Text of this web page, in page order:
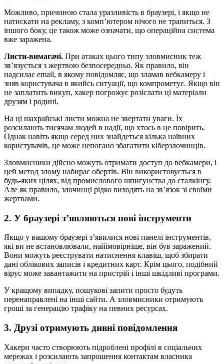
Можливо, причиною стала уразливість в браузері, і якщо не
натискати на рекламу, з комп’ютером нічого не трапиться. З
іншого боку, це також може означати, що операційна система
вже заражена.
Листи-вимагачі. При атаках цього типу зловмисник теж
зв’язується з жертвою безпосередньо. Як правило, він
надсилає email, в якому повідомляє, що зламав вебкамеру і
зняв користувача в якийсь ситуації, що компрометує. Якщо він
не заплатить викуп, хакер погрожує розіслати ці матеріали
друзям і родині.
На ці шахрайські листи можна не звертати уваги. Їх
розсилають тисячам людей в надії, що хтось в це повірить.
Однак навіть якщо серед них знайдеться кілька наївних
користувачів, це може непогано збагатити кіберзлочинців.
Зловмисники дійсно можуть отримати доступ до вебкамери, і
цей метод злому набирає обертів. Він використовується в
будь-яких цілях, від промислового шпигунства до сталкінгу.
Але як правило, злочинці рідко виходять на зв’язок зі своїми
жертвами.
2. У браузері з’являються нові інструменти
Якщо у вашому браузері з’явилися нові панелі інструментів,
які ви не встановлювали, найімовірніше, він був заражений.
Вони можуть реєструвати натиснення клавіш, щоб збирати
дані облікових записів і кредитних карт. Крім цього, подібний
вірус може завантажити на пристрій і інші шкідливі програми.
У кращому випадку, пошукові запити просто будуть
перенаправлені на інші сайти. А зловмисники отримують
гроші за генерацію трафіку на певних ресурсах.
3. Друзі отримують дивні повідомлення
Хакери часто створюють підроблені профілі в соціальних
мережах і розсилають запрошення контактам власника